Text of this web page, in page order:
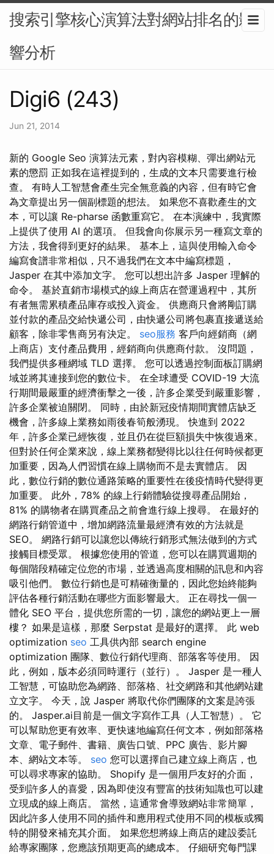
搜索引擎核心演算法對網站排名的影
響分析
Digi6 (243)
Jun 21, 2014
新的 Google Seo 演算法元素，對內容模糊、彈出網站元
素的懲罰 正如我在這裡提到的，生成的文本只需要進行檢
查。 有時人工智慧會產生完全無意義的內容，但有時它會
為文章提出另一個副標題的想法。 如果您不喜歡產生的文
本，可以讓 Re-pharse 函數重寫它。 在本演練中，我實際
上提供了使用 AI 的選項。 但我會向你展示另一種寫文章的
方法，我會得到更好的結果。 基本上，這與使用輸入命令
編寫食譜非常相似，只不過我們在文本中編寫標題，
Jasper 在其中添加文字。 您可以想出許多 Jasper 理解的
命令。 基於直銷市場模式的線上商店在營運過程中，其所
有者無需累積產品庫存或投入資金。 供應商只會將剛訂購
並付款的產品交給快遞公司，由快遞公司將包裹直接遞送給
顧客，除非零售商另有決定。 seo服務 客戶向經銷商（網
上商店）支付產品費用，經銷商向供應商付款。 沒問題，
我們提供多種網域 TLD 選擇。 您可以透過控制面板訂購網
域並將其連接到您的數位卡。 在全球遭受 COVID-19 大流
行期間最嚴重的經濟衝擊之一後，許多企業受到嚴重影響，
許多企業被迫關閉。 同時，由於新冠疫情期間實體店缺乏
機會，許多線上業務如雨後春筍般湧現。 快進到 2022
年，許多企業已經恢復，並且仍在從巨額損失中恢復過來。
但對於任何企業來說，線上業務都變得比以往任何時候都更
加重要，因為人們習慣在線上購物而不是去實體店。 因
此，數位行銷的數位通路策略的重要性在後疫情時代變得更
加重要。 此外，78% 的線上行銷體驗從搜尋產品開始，
81% 的購物者在購買產品之前會進行線上搜尋。 在最好的
網路行銷管道中，增加網路流量最經濟有效的方法就是
SEO。 網路行銷可以讓您以傳統行銷形式無法做到的方式
接觸目標受眾。 根據您使用的管道，您可以在購買週期的
每個階段精確定位您的市場，並透過高度相關的訊息和內容
吸引他們。 數位行銷也是可精確衡量的，因此您始終能夠
評估各種行銷活動在哪些方面影響最大。 正在尋找一個一
體化 SEO 平台，提供您所需的一切，讓您的網站更上一層
樓？ 如果是這樣，那麼 Serpstat 是最好的選擇。 此 web
optimization seo 工具供內部 search engine
optimization 團隊、數位行銷代理商、部落客等使用。 因
此，例如，版本必須同時運行（並行）。 Jasper 是一種人
工智慧，可協助您為網路、部落格、社交網路和其他網站建
立文字。 今天，說 Jasper 將取代你們團隊的文案是誇張
的。 Jasper.ai目前是一個文字寫作工具（人工智慧）。 它
可以幫助您更有效率、更快速地編寫任何文本，例如部落格
文章、電子郵件、書籍、廣告口號、PPC 廣告、影片腳
本、網站文本等。 seo 您可以選擇自己建立線上商店，也
可以尋求專家的協助。 Shopify 是一個用戶友好的介面，
受到許多人的喜愛，因為即使沒有豐富的技術知識也可以建
立現成的線上商店。 當然，這通常會導致網站非常簡單，
因此許多人使用不同的插件和應用程式使用不同的模板或獨
特的開發來補充其介面。 如果您想將線上商店的建設委託
給專家團隊，您應該預期更高的總成本。 仔細研究每門課